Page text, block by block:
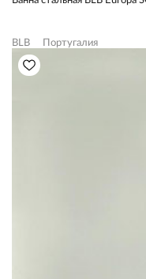
BLB Португалия